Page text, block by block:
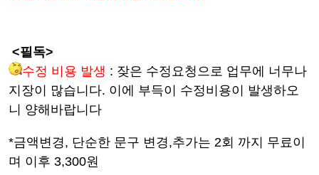
<필독>
수정 비용 발생 : 잦은 수정요청으로 업무에 너무나
지장이 많습니다. 이에 부득이 수정비용이 발생하오
니 양해바랍니다
*금액변경, 단순한 문구 변경,추가는 2회 까지 무료이
며 이후 3,300원